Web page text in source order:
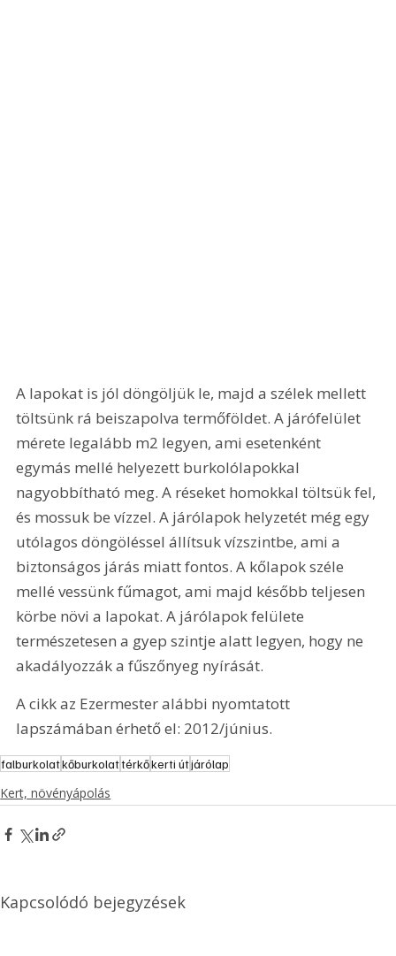
A lapokat is jól döngöljük le, majd a szélek mellett
töltsünk rá beiszapolva termőföldet. A járófelület
mérete legalább m2 legyen, ami esetenként
egymás mellé helyezett burkolólapokkal
nagyobbítható meg. A réseket homokkal töltsük fel,
és mossuk be vízzel. A járólapok helyzetét még egy
utólagos döngöléssel állítsuk vízszintbe, ami a
biztonságos járás miatt fontos. A kőlapok széle
mellé vessünk fűmagot, ami majd később teljesen
körbe növi a lapokat. A járólapok felülete
természetesen a gyep szintje alatt legyen, hogy ne
akadályozzák a fűszőnyeg nyírását.
A cikk az Ezermester alábbi nyomtatott
lapszámában érhető el: 2012/június.
falburkolatkőburkolattérkőkerti útjárólap
Kert, növényápolás
Kapcsolódó bejegyzések